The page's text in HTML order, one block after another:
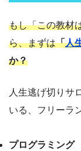
もし「この教材
ら、まずは「人
か？
人生逃げ切りサ
いる、フリーラ
プログラミング